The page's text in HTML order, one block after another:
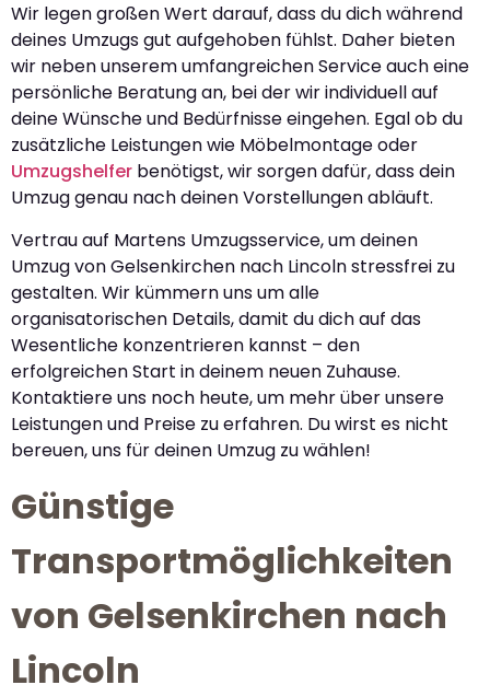
Wir legen großen Wert darauf, dass du dich während
deines Umzugs gut aufgehoben fühlst. Daher bieten
wir neben unserem umfangreichen Service auch eine
persönliche Beratung an, bei der wir individuell auf
deine Wünsche und Bedürfnisse eingehen. Egal ob du
zusätzliche Leistungen wie Möbelmontage oder
Umzugshelfer benötigst, wir sorgen dafür, dass dein
Umzug genau nach deinen Vorstellungen abläuft.
Vertrau auf Martens Umzugsservice, um deinen
Umzug von Gelsenkirchen nach Lincoln stressfrei zu
gestalten. Wir kümmern uns um alle
organisatorischen Details, damit du dich auf das
Wesentliche konzentrieren kannst – den
erfolgreichen Start in deinem neuen Zuhause.
Kontaktiere uns noch heute, um mehr über unsere
Leistungen und Preise zu erfahren. Du wirst es nicht
bereuen, uns für deinen Umzug zu wählen!
Günstige
Transportmöglichkeiten
von Gelsenkirchen nach
Lincoln